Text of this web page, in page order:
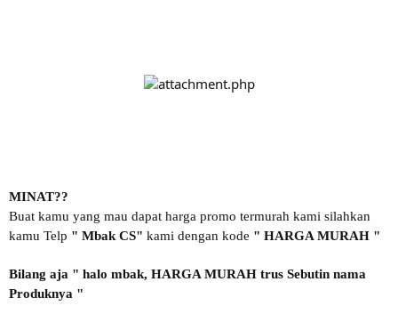
MINAT??
Buat kamu yang mau dapat harga promo termurah kami silahkan
kamu Telp " Mbak CS" kami dengan kode " HARGA MURAH "
Bilang aja " halo mbak, HARGA MURAH trus Sebutin nama
Produknya "